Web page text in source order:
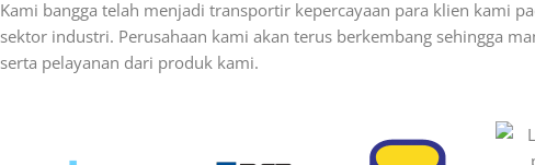
Kami bangga telah menjadi transportir kepercayaan para klien kami
sektor industri. Perusahaan kami akan terus berkembang sehingga
serta pelayanan dari produk kami.